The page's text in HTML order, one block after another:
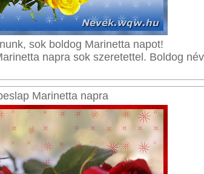
sok boldog Marinetta napot!
napra sok szeretettel. Boldog
Marinetta napra